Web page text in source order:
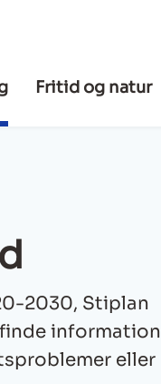
Fritid og natur
2030, Stiplan
information
eller